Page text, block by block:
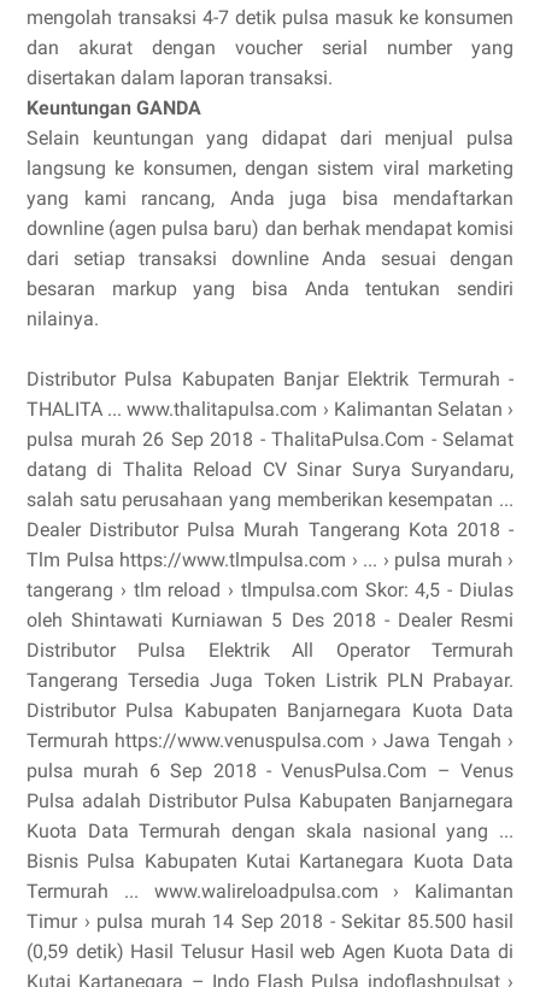
mengolah transaksi 4-7 detik pulsa masuk ke konsumen
dan akurat dengan voucher serial number yang
disertakan dalam laporan transaksi.
Keuntungan GANDA
Selain keuntungan yang didapat dari menjual pulsa
langsung ke konsumen, dengan sistem viral marketing
yang kami rancang, Anda juga bisa mendaftarkan
downline (agen pulsa baru) dan berhak mendapat komisi
dari setiap transaksi downline Anda sesuai dengan
besaran markup yang bisa Anda tentukan sendiri
nilainya.
Distributor Pulsa Kabupaten Banjar Elektrik Termurah -
THALITA ... www.thalitapulsa.com › Kalimantan Selatan ›
pulsa murah 26 Sep 2018 - ThalitaPulsa.Com - Selamat
datang di Thalita Reload CV Sinar Surya Suryandaru,
salah satu perusahaan yang memberikan kesempatan ...
Dealer Distributor Pulsa Murah Tangerang Kota 2018 -
Tlm Pulsa https://www.tlmpulsa.com › ... › pulsa murah ›
tangerang › tlm reload › tlmpulsa.com Skor: 4,5 - ‎Diulas
oleh Shintawati Kurniawan 5 Des 2018 - Dealer Resmi
Distributor Pulsa Elektrik All Operator Termurah
Tangerang Tersedia Juga Token Listrik PLN Prabayar.
Distributor Pulsa Kabupaten Banjarnegara Kuota Data
Termurah https://www.venuspulsa.com › Jawa Tengah ›
pulsa murah 6 Sep 2018 - VenusPulsa.Com – Venus
Pulsa adalah Distributor Pulsa Kabupaten Banjarnegara
Kuota Data Termurah dengan skala nasional yang ...
Bisnis Pulsa Kabupaten Kutai Kartanegara Kuota Data
Termurah ... www.walireloadpulsa.com › Kalimantan
Timur › pulsa murah 14 Sep 2018 - Sekitar 85.500 hasil
(0,59 detik) Hasil Telusur Hasil web Agen Kuota Data di
Kutai Kartanegara – Indo Flash Pulsa indoflashpulsat ›